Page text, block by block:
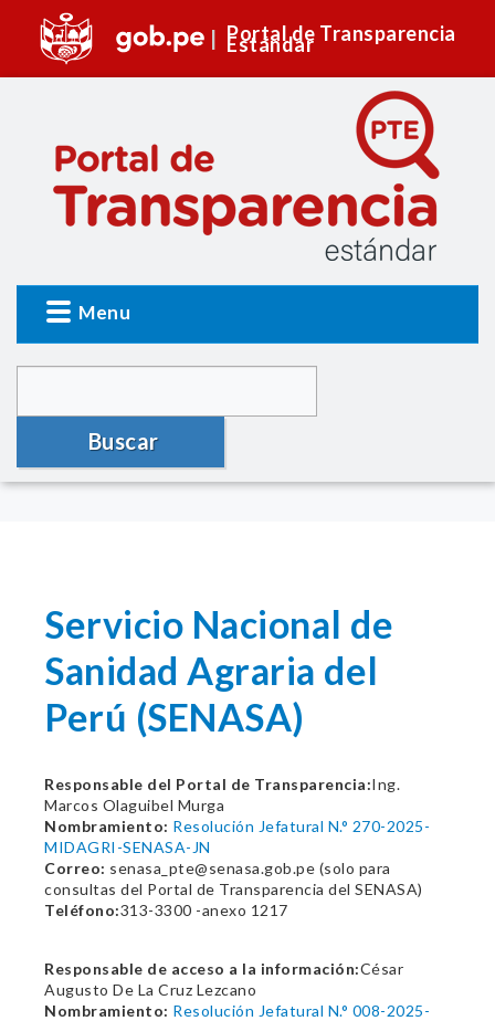
Portal de Transparencia
Estándar
Menu
Buscar
Servicio Nacional de
Sanidad Agraria del
Perú (SENASA)
Responsable del Portal de Transparencia:Ing.
Marcos Olaguibel Murga
Nombramiento: Resolución Jefatural N.° 270-2025-
MIDAGRI-SENASA-JN
Correo: senasa_pte@senasa.gob.pe (solo para
consultas del Portal de Transparencia del SENASA)
Teléfono:313-3300 -anexo 1217
Responsable de acceso a la información:César
Augusto De La Cruz Lezcano
Nombramiento: Resolución Jefatural N.° 008-2025-